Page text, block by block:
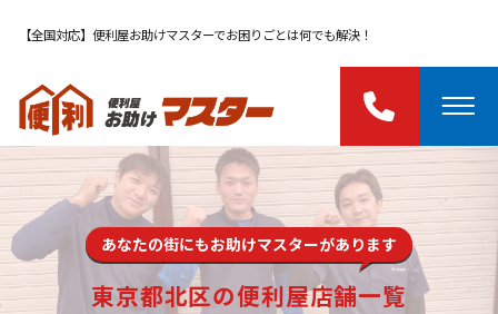
【全国対応】便利屋お助けマスターでお困りごとは何でも解決！
あなたの街にもお助けマスターがあります
東京都北区の便利屋店舗一覧